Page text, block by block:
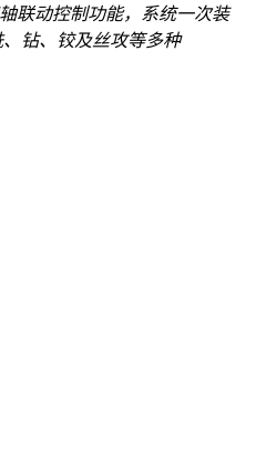
联动控制功能，系统一次装
钻、铰及丝攻等多种